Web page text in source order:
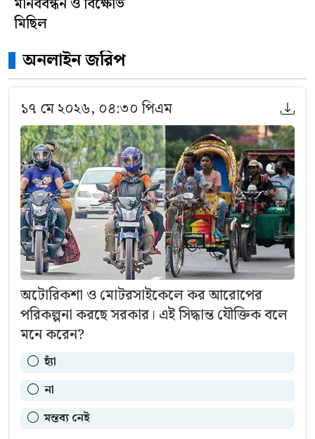
মানববন্ধন ও বিক্ষোভ
মিছিল
অনলাইন জরিপ
১৭ মে ২০২৬, ০৪:৩০ পিএম
অটোরিকশা ও মোটরসাইকেলে কর আরোপের
পরিকল্পনা করছে সরকার। এই সিদ্ধান্ত যৌক্তিক বলে
মনে করেন?
হ্যাঁ
না
মন্তব্য নেই